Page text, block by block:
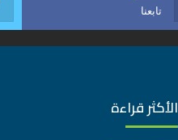
تابعنا
الأكثر قراءة